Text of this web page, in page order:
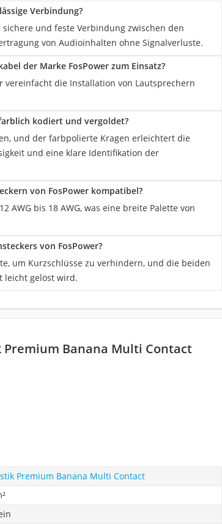
Verbindung?
und feste Verbindung zwischen den
von Audioinhalten ohne Signalverluste.
der Marke FosPower zum Einsatz?
vereinfacht die Installation von Lautsprechern
kodiert und vergoldet?
und der farbpolierte Kragen erleichtert die
und eine klare Identifikation der
von FosPower kompatibel?
AWG bis 18 AWG, was eine breite Palette von
von FosPower?
um Kurzschlüsse zu verhindern, und die beiden
leicht gelöst wird.
Premium Banana Multi Contact
Premium Banana Multi Contact